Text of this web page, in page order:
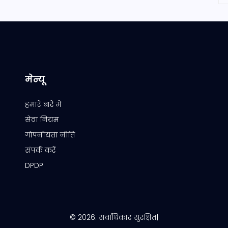
मेन्यू
हमारे बारे में
सेवा नियम
गोपनीयता नीति
संपर्क करें
DPDP
© 2026. सर्वाधिकार सुरक्षित|